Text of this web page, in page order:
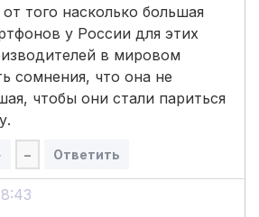
того насколько большая
у России для этих
в мировом
сомнения, что она не
чтобы они стали париться
– Ответить